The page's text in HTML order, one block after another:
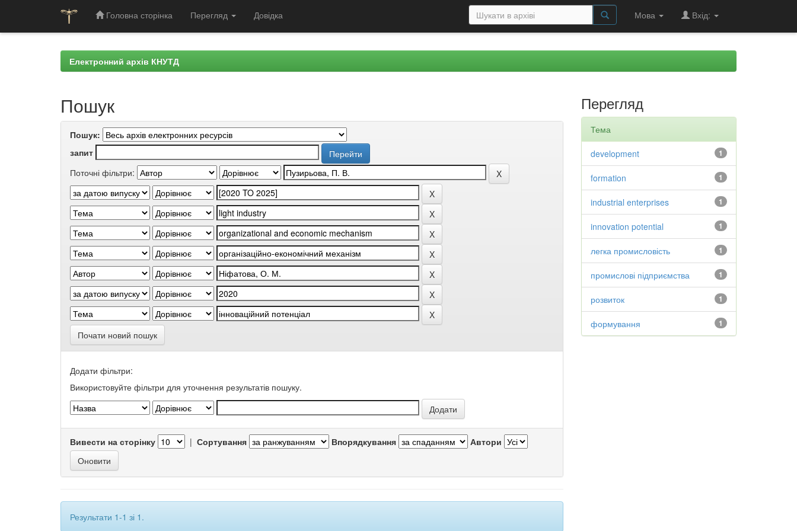
Головна сторінка Перегляд Довідка Мова Вхід:
Електронний архів КНУТД
Пошук
Пошук:
запит
Поточні фільтри:
Почати новий пошук
Додати фільтри:
Використовуйте фільтри для уточнення результатів пошуку.
Вивести на сторінку | Сортування Впорядкування Автори
Результати 1-1 зі 1.
Перегляд
Тема
1
development
1
formation
1
industrial enterprises
1
innovation potential
1
легка промисловість
1
промислові підприємства
1
розвиток
1
формування